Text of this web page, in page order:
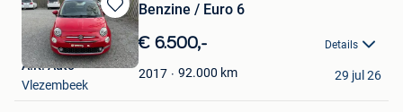
Bewaren
in
Mijn
Favorieten
Benzine / Euro 6
€ 6.500,- Details
2017 92.000 km
A.K. Auto
Vlezembeek
29 jul 26